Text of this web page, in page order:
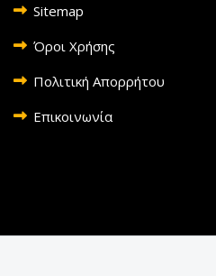
Sitemap
Όροι Χρήσης
Πολιτική Απορρήτου
Επικοινωνία